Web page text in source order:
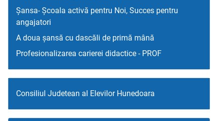
Șansa- Școala activă pentru Noi, Succes pentru
angajatori
A doua șansă cu dascăli de primă mână
Profesionalizarea carierei didactice - PROF
Consiliul Judetean al Elevilor Hunedoara